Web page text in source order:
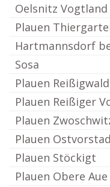
Oelsnitz Vogtland
Plauen
Hartmannsdorf
Sosa
Plauen
Plauen Reißiger
Plauen
Plauen
Plauen Stöckigt
Plauen Obere Aue